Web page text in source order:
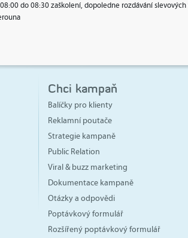
zaškolení, dopoledne rozdávání slevových
Chci kampaň
Balíčky pro klienty
Reklamní poutače
Strategie kampaně
Public Relation
Viral & buzz marketing
Dokumentace kampaně
Otázky a odpovědi
Poptávkový formulář
Rozšířený poptávkový formulář